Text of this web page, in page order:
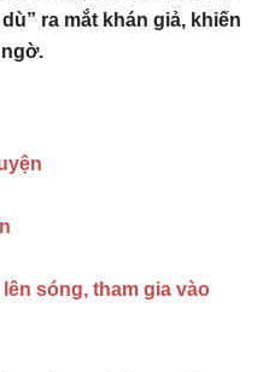
ra mắt khán giả, khiến
sóng, tham gia vào